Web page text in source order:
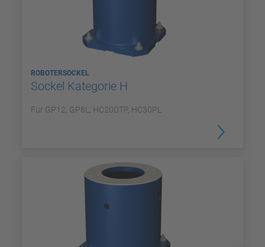
ROBOTERSOCKEL
Sockel Kategorie H
Für GP12, GP8L, HC20DTP, HC30PL